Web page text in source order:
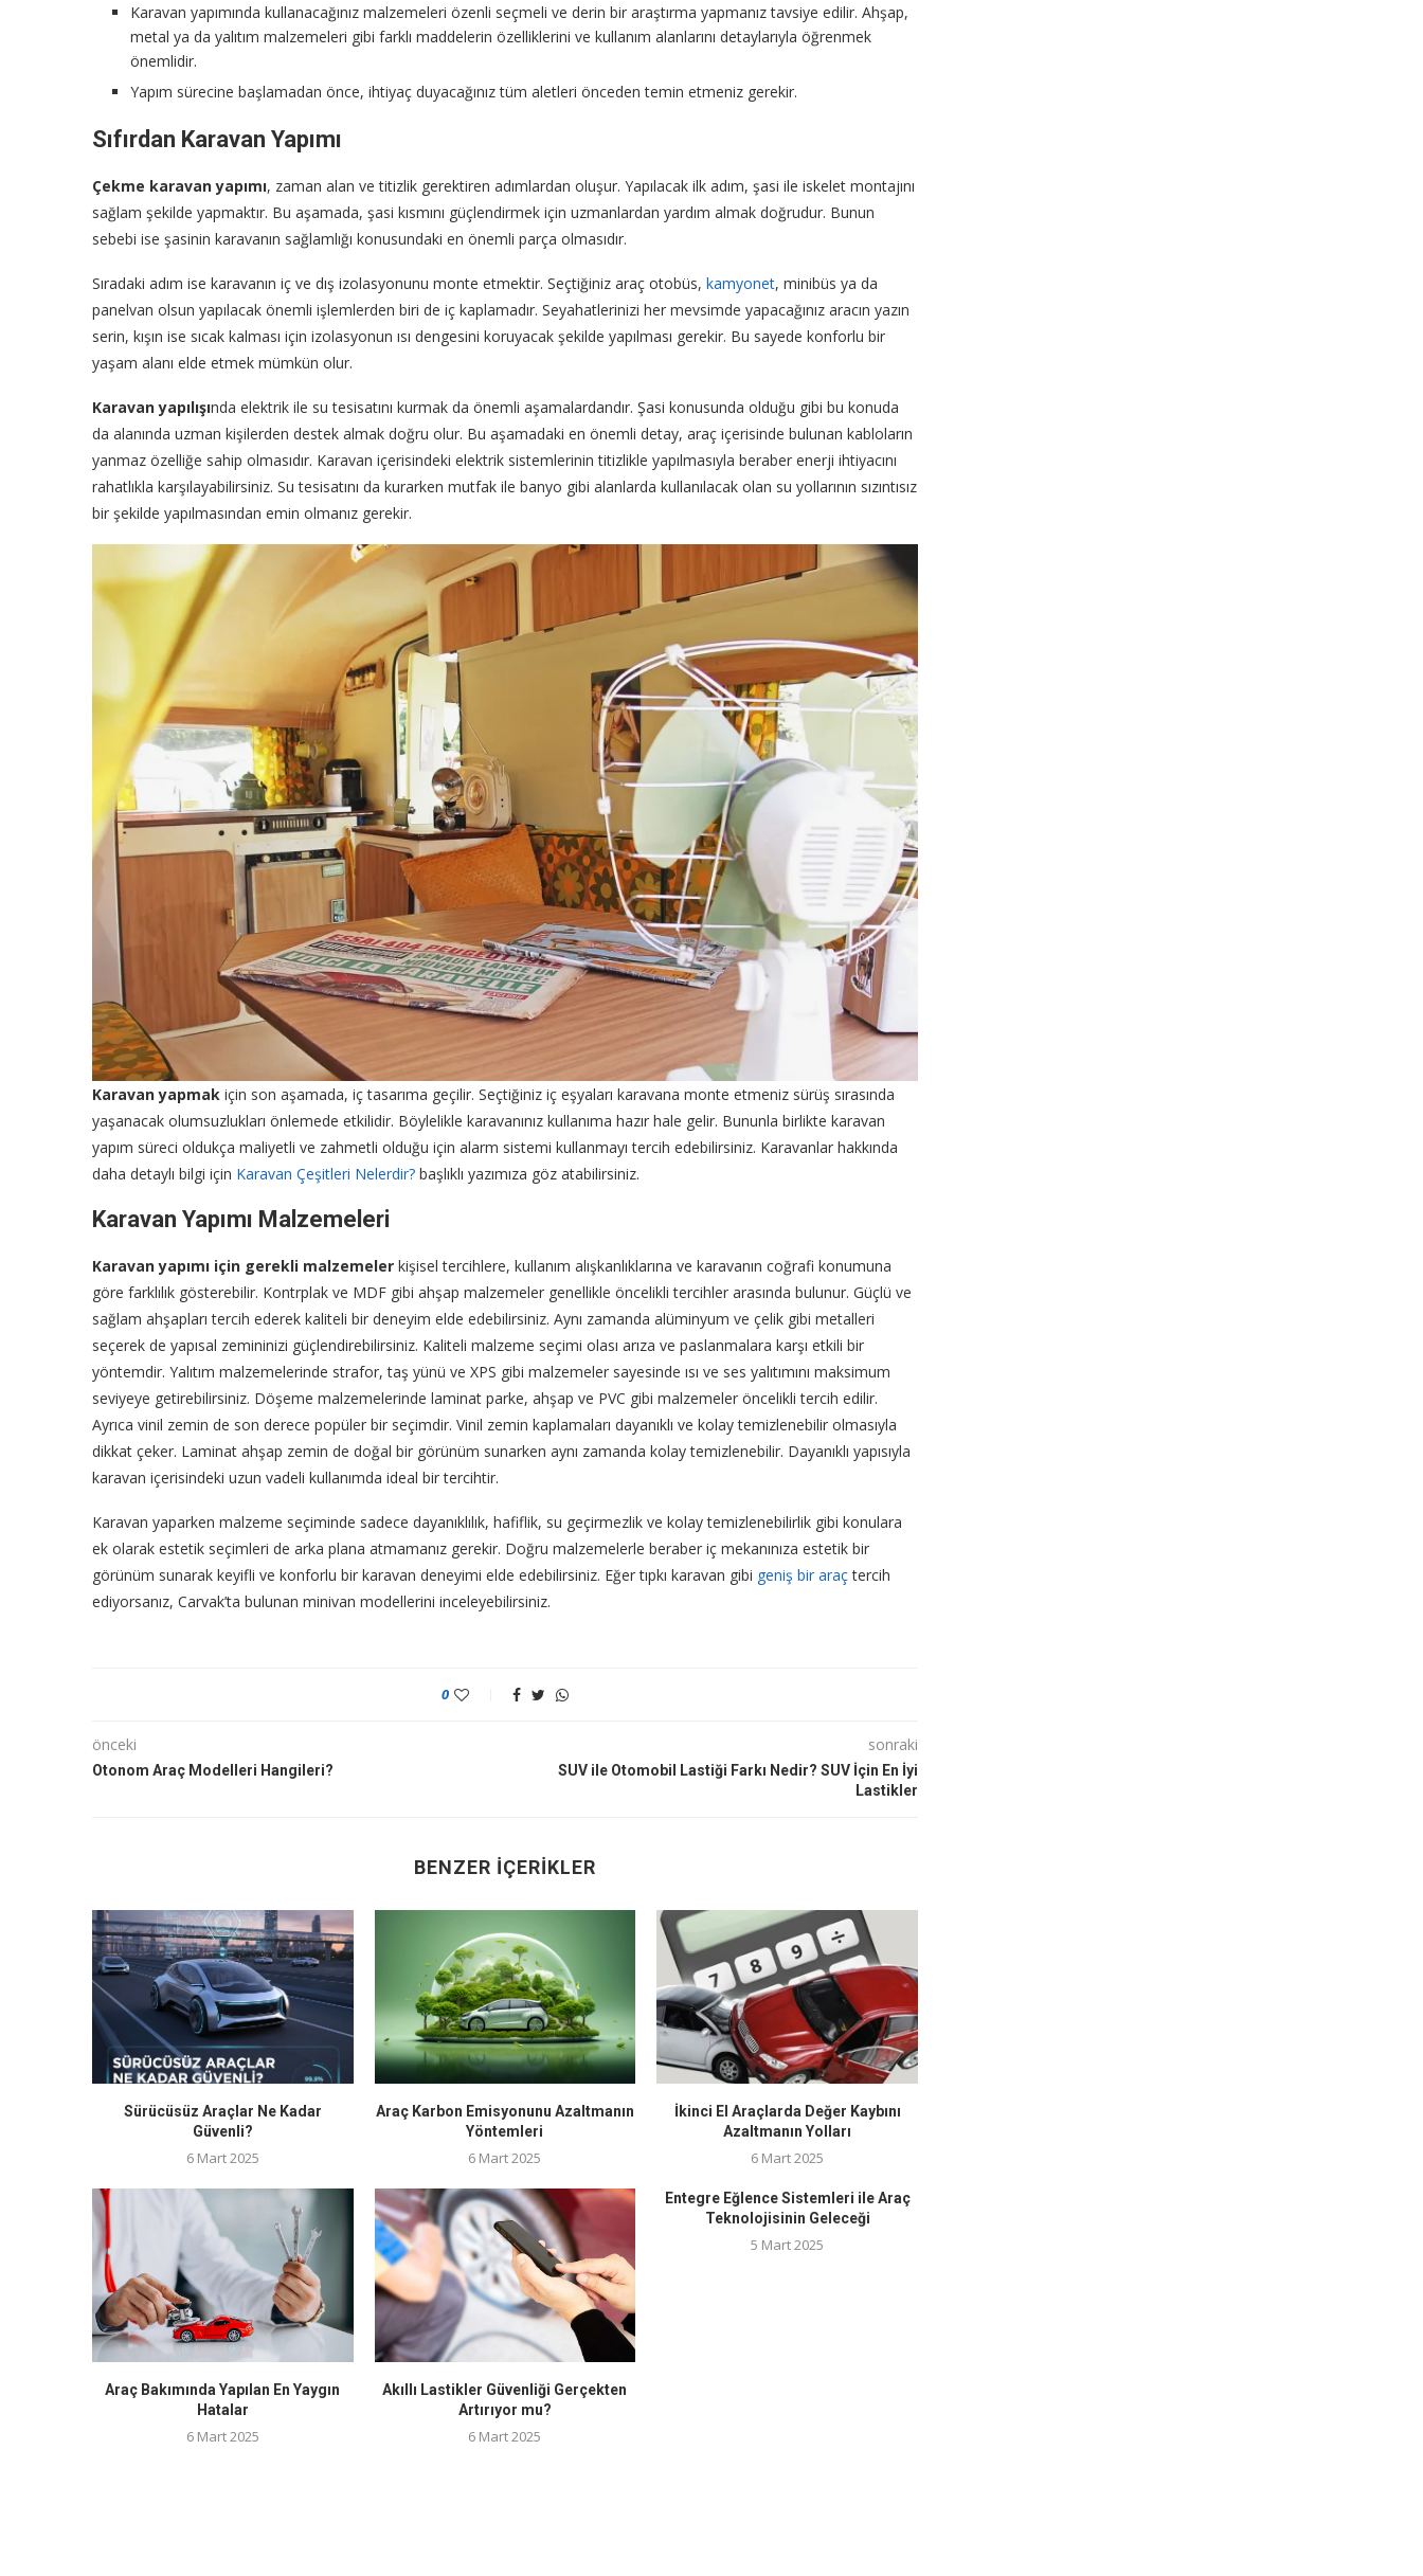
Karavan yapımında kullanacağınız malzemeleri özenli seçmeli ve derin bir araştırma yapmanız tavsiye edilir. Ahşap,
metal ya da yalıtım malzemeleri gibi farklı maddelerin özelliklerini ve kullanım alanlarını detaylarıyla öğrenmek
önemlidir.
Yapım sürecine başlamadan önce, ihtiyaç duyacağınız tüm aletleri önceden temin etmeniz gerekir.
Sıfırdan Karavan Yapımı
Çekme karavan yapımı, zaman alan ve titizlik gerektiren adımlardan oluşur. Yapılacak ilk adım, şasi ile iskelet montajını
sağlam şekilde yapmaktır. Bu aşamada, şasi kısmını güçlendirmek için uzmanlardan yardım almak doğrudur. Bunun
sebebi ise şasinin karavanın sağlamlığı konusundaki en önemli parça olmasıdır.
Sıradaki adım ise karavanın iç ve dış izolasyonunu monte etmektir. Seçtiğiniz araç otobüs, kamyonet, minibüs ya da
panelvan olsun yapılacak önemli işlemlerden biri de iç kaplamadır. Seyahatlerinizi her mevsimde yapacağınız aracın yazın
serin, kışın ise sıcak kalması için izolasyonun ısı dengesini koruyacak şekilde yapılması gerekir. Bu sayede konforlu bir
yaşam alanı elde etmek mümkün olur.
Karavan yapılışında elektrik ile su tesisatını kurmak da önemli aşamalardandır. Şasi konusunda olduğu gibi bu konuda
da alanında uzman kişilerden destek almak doğru olur. Bu aşamadaki en önemli detay, araç içerisinde bulunan kabloların
yanmaz özelliğe sahip olmasıdır. Karavan içerisindeki elektrik sistemlerinin titizlikle yapılmasıyla beraber enerji ihtiyacını
rahatlıkla karşılayabilirsiniz. Su tesisatını da kurarken mutfak ile banyo gibi alanlarda kullanılacak olan su yollarının sızıntısız
bir şekilde yapılmasından emin olmanız gerekir.
Karavan yapmak için son aşamada, iç tasarıma geçilir. Seçtiğiniz iç eşyaları karavana monte etmeniz sürüş sırasında
yaşanacak olumsuzlukları önlemede etkilidir. Böylelikle karavanınız kullanıma hazır hale gelir. Bununla birlikte karavan
yapım süreci oldukça maliyetli ve zahmetli olduğu için alarm sistemi kullanmayı tercih edebilirsiniz. Karavanlar hakkında
daha detaylı bilgi için Karavan Çeşitleri Nelerdir? başlıklı yazımıza göz atabilirsiniz.
Karavan Yapımı Malzemeleri
Karavan yapımı için gerekli malzemeler kişisel tercihlere, kullanım alışkanlıklarına ve karavanın coğrafi konumuna
göre farklılık gösterebilir. Kontrplak ve MDF gibi ahşap malzemeler genellikle öncelikli tercihler arasında bulunur. Güçlü ve
sağlam ahşapları tercih ederek kaliteli bir deneyim elde edebilirsiniz. Aynı zamanda alüminyum ve çelik gibi metalleri
seçerek de yapısal zemininizi güçlendirebilirsiniz. Kaliteli malzeme seçimi olası arıza ve paslanmalara karşı etkili bir
yöntemdir. Yalıtım malzemelerinde strafor, taş yünü ve XPS gibi malzemeler sayesinde ısı ve ses yalıtımını maksimum
seviyeye getirebilirsiniz. Döşeme malzemelerinde laminat parke, ahşap ve PVC gibi malzemeler öncelikli tercih edilir.
Ayrıca vinil zemin de son derece popüler bir seçimdir. Vinil zemin kaplamaları dayanıklı ve kolay temizlenebilir olmasıyla
dikkat çeker. Laminat ahşap zemin de doğal bir görünüm sunarken aynı zamanda kolay temizlenebilir. Dayanıklı yapısıyla
karavan içerisindeki uzun vadeli kullanımda ideal bir tercihtir.
Karavan yaparken malzeme seçiminde sadece dayanıklılık, hafiflik, su geçirmezlik ve kolay temizlenebilirlik gibi konulara
ek olarak estetik seçimleri de arka plana atmamanız gerekir. Doğru malzemelerle beraber iç mekanınıza estetik bir
görünüm sunarak keyifli ve konforlu bir karavan deneyimi elde edebilirsiniz. Eğer tıpkı karavan gibi geniş bir araçtercih
ediyorsanız, Carvak’ta bulunan minivan modellerini inceleyebilirsiniz.
0
önceki
Otonom Araç Modelleri Hangileri?
sonraki
SUV ile Otomobil Lastiği Farkı Nedir? SUV İçin En İyi
Lastikler
BENZER İÇERIKLER
Sürücüsüz Araçlar Ne Kadar
Güvenli?
6 Mart 2025
Araç Karbon Emisyonunu Azaltmanın
Yöntemleri
6 Mart 2025
İkinci El Araçlarda Değer Kaybını
Azaltmanın Yolları
6 Mart 2025
Araç Bakımında Yapılan En Yaygın
Hatalar
6 Mart 2025
Akıllı Lastikler Güvenliği Gerçekten
Artırıyor mu?
6 Mart 2025
Entegre Eğlence Sistemleri ile Araç
Teknolojisinin Geleceği
5 Mart 2025